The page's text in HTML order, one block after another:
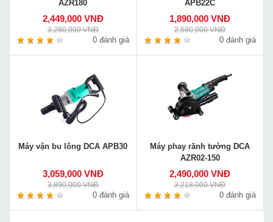
AZR180
2,449,000 VNĐ
3,280,000 VNĐ
0 đánh giá
APB22C
1,890,000 VNĐ
2,580,000 VNĐ
0 đánh giá
Máy vặn bu lông DCA APB30
3,059,000 VNĐ
3,890,000 VNĐ
0 đánh giá
Máy phay rãnh tường DCA
AZR02-150
2,490,000 VNĐ
3,218,000 VNĐ
0 đánh giá